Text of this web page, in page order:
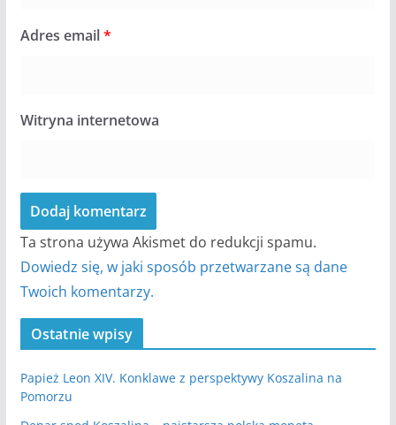
Adres email*
Witryna internetowa
Ta strona używa Akismet do redukcji spamu.
Dowiedz się, w jaki sposób przetwarzane są dane
Twoich komentarzy.
Ostatnie wpisy
Papież Leon XIV. Konklawe z perspektywy Koszalina na
Pomorzu